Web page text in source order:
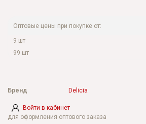
Оптовые цены при покупке от:
9 шт
99 шт
Войти в кабинет
для оформления оптового заказа
Бренд Delicia